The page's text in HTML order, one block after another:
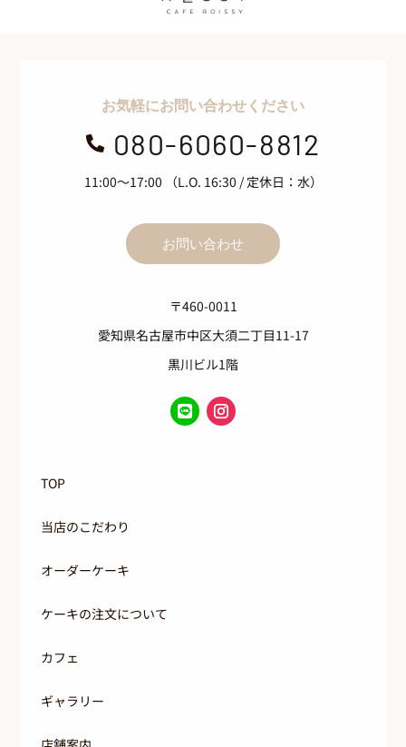
お気軽にお問い合わせください
 080-6060-8812
11:00～17:00 （L.O. 16:30 / 定休日：水）
お問い合わせ
〒460-0011
愛知県名古屋市中区大須二丁目11-17
黒川ビル1階
TOP
当店のこだわり
オーダーケーキ
ケーキの注文について
カフェ
ギャラリー